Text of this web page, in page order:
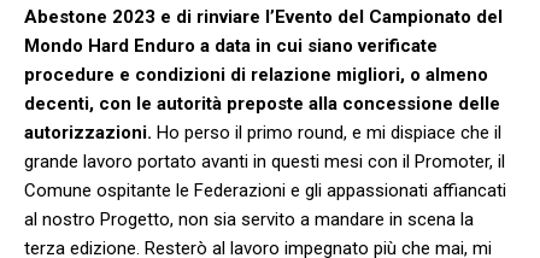
Abestone 2023 e di rinviare l’Evento del Campionato del
Mondo Hard Enduro a data in cui siano verificate
procedure e condizioni di relazione migliori, o almeno
decenti, con le autorità preposte alla concessione delle
autorizzazioni. Ho perso il primo round, e mi dispiace che il
grande lavoro portato avanti in questi mesi con il Promoter, il
Comune ospitante le Federazioni e gli appassionati affiancati
al nostro Progetto, non sia servito a mandare in scena la
terza edizione. Resterò al lavoro impegnato più che mai, mi